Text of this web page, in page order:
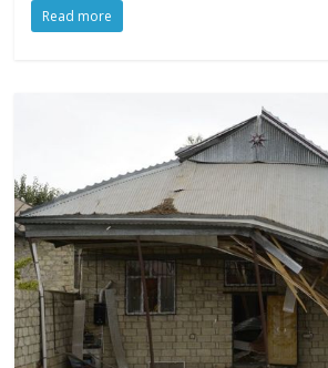
Read more